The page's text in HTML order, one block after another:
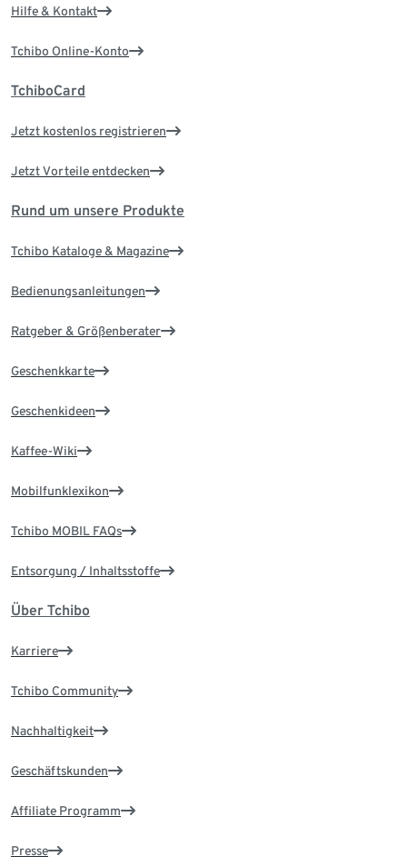
Hilfe & Kontakt
Tchibo Online-Konto
TchiboCard
Jetzt kostenlos registrieren
Jetzt Vorteile entdecken
Rund um unsere Produkte
Tchibo Kataloge & Magazine
Bedienungsanleitungen
Ratgeber & Größenberater
Geschenkkarte
Geschenkideen
Kaffee-Wiki
Mobilfunklexikon
Tchibo MOBIL FAQs
Entsorgung / Inhaltsstoffe
Über Tchibo
Karriere
Tchibo Community
Nachhaltigkeit
Geschäftskunden
Affiliate Programm
Presse